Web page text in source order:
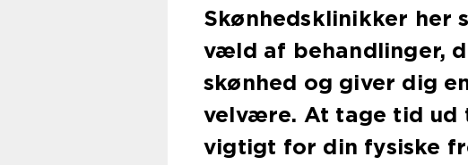
Skønhedsklinikker
væld af behandlinger,
skønhed og giver dig
velvære. At tage tid ud
vigtigt for din fysiske